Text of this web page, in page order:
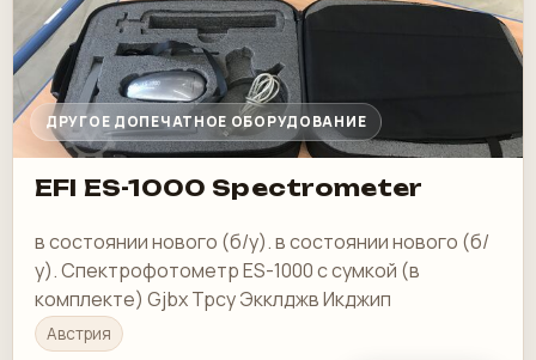
ДРУГОЕ ДОПЕЧАТНОЕ ОБОРУДОВАНИЕ
EFI ES-1000 Spectrometer
в состоянии нового (б/у). в состоянии нового (б/
у). Спектрофотометр ES-1000 с сумкой (в
комплекте) Gjbx Трсу Экклджв Икджип
Австрия